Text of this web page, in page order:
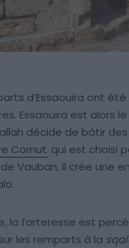
d’Essaouira ont
Essaouira est alors
décide de bâtir
Cornut qui est choisi
Vauban, il crée une
la forteresse est
les remparts à la